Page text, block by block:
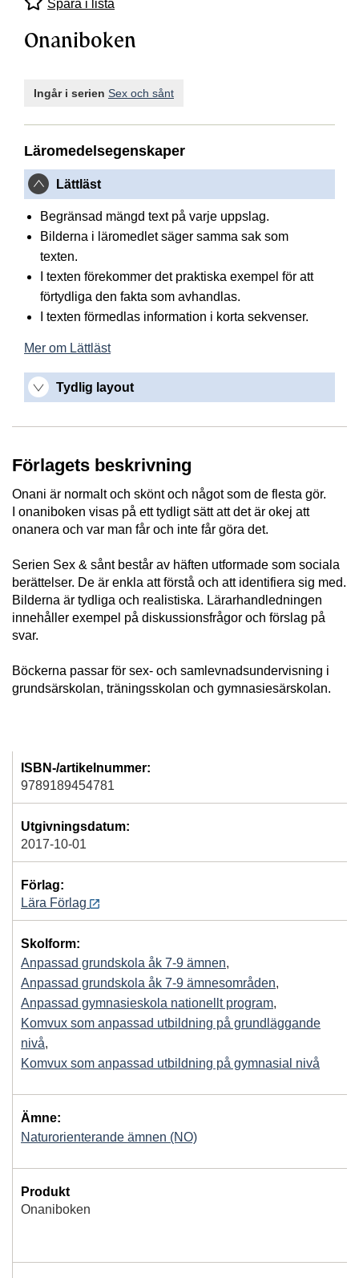
Spara i lista
Onaniboken
Ingår i serien Sex och sånt
Läromedelsegenskaper
Lättläst
Begränsad mängd text på varje uppslag.
Bilderna i läromedlet säger samma sak som
texten.
I texten förekommer det praktiska exempel för att
förtydliga den fakta som avhandlas.
I texten förmedlas information i korta sekvenser.
Mer om Lättläst
Tydlig layout
Förlagets beskrivning
Onani är normalt och skönt och något som de flesta gör.
I onaniboken visas på ett tydligt sätt att det är okej att
onanera och var man får och inte får göra det.
Serien Sex & sånt består av häften utformade som sociala
berättelser. De är enkla att förstå och att identifiera sig med.
Bilderna är tydliga och realistiska. Lärarhandledningen
innehåller exempel på diskussionsfrågor och förslag på
svar.
Böckerna passar för sex- och samlevnadsundervisning i
grundsärskolan, träningsskolan och gymnasiesärskolan.
ISBN-/artikelnummer:
9789189454781
Utgivningsdatum:
2017-10-01
Förlag:
Lära Förlag
Skolform:
Anpassad grundskola åk 7-9 ämnen,
Anpassad grundskola åk 7-9 ämnesområden,
Anpassad gymnasieskola nationellt program,
Komvux som anpassad utbildning på grundläggande
nivå,
Komvux som anpassad utbildning på gymnasial nivå
Ämne:
Naturorienterande ämnen (NO)
Produkt
Onaniboken